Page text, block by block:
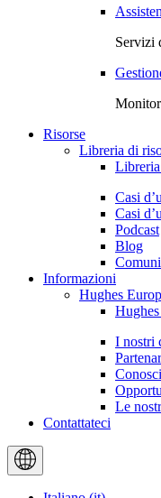
Servizi
Risorse
Libreria di
Casi
Casi
Podcast
Blog
Informazioni
Hughes
I nostri
Le
Contattateci